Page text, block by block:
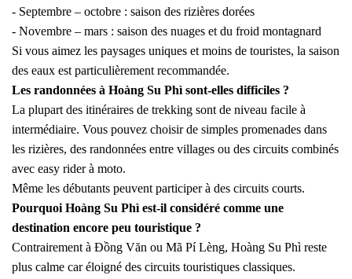
- Septembre – octobre : saison des rizières dorées
- Novembre – mars : saison des nuages et du froid montagnard
Si vous aimez les paysages uniques et moins de touristes, la saison
des eaux est particulièrement recommandée.
Les randonnées à Hoàng Su Phì sont-elles difficiles ?
La plupart des itinéraires de trekking sont de niveau facile à
intermédiaire. Vous pouvez choisir de simples promenades dans
les rizières, des randonnées entre villages ou des circuits combinés
avec easy rider à moto.
Même les débutants peuvent participer à des circuits courts.
Pourquoi Hoàng Su Phì est-il considéré comme une
destination encore peu touristique ?
Contrairement à Đồng Văn ou Mã Pí Lèng, Hoàng Su Phì reste
plus calme car éloigné des circuits touristiques classiques.